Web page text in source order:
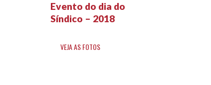
Evento do dia do
Síndico – 2018
VEJA AS FOTOS